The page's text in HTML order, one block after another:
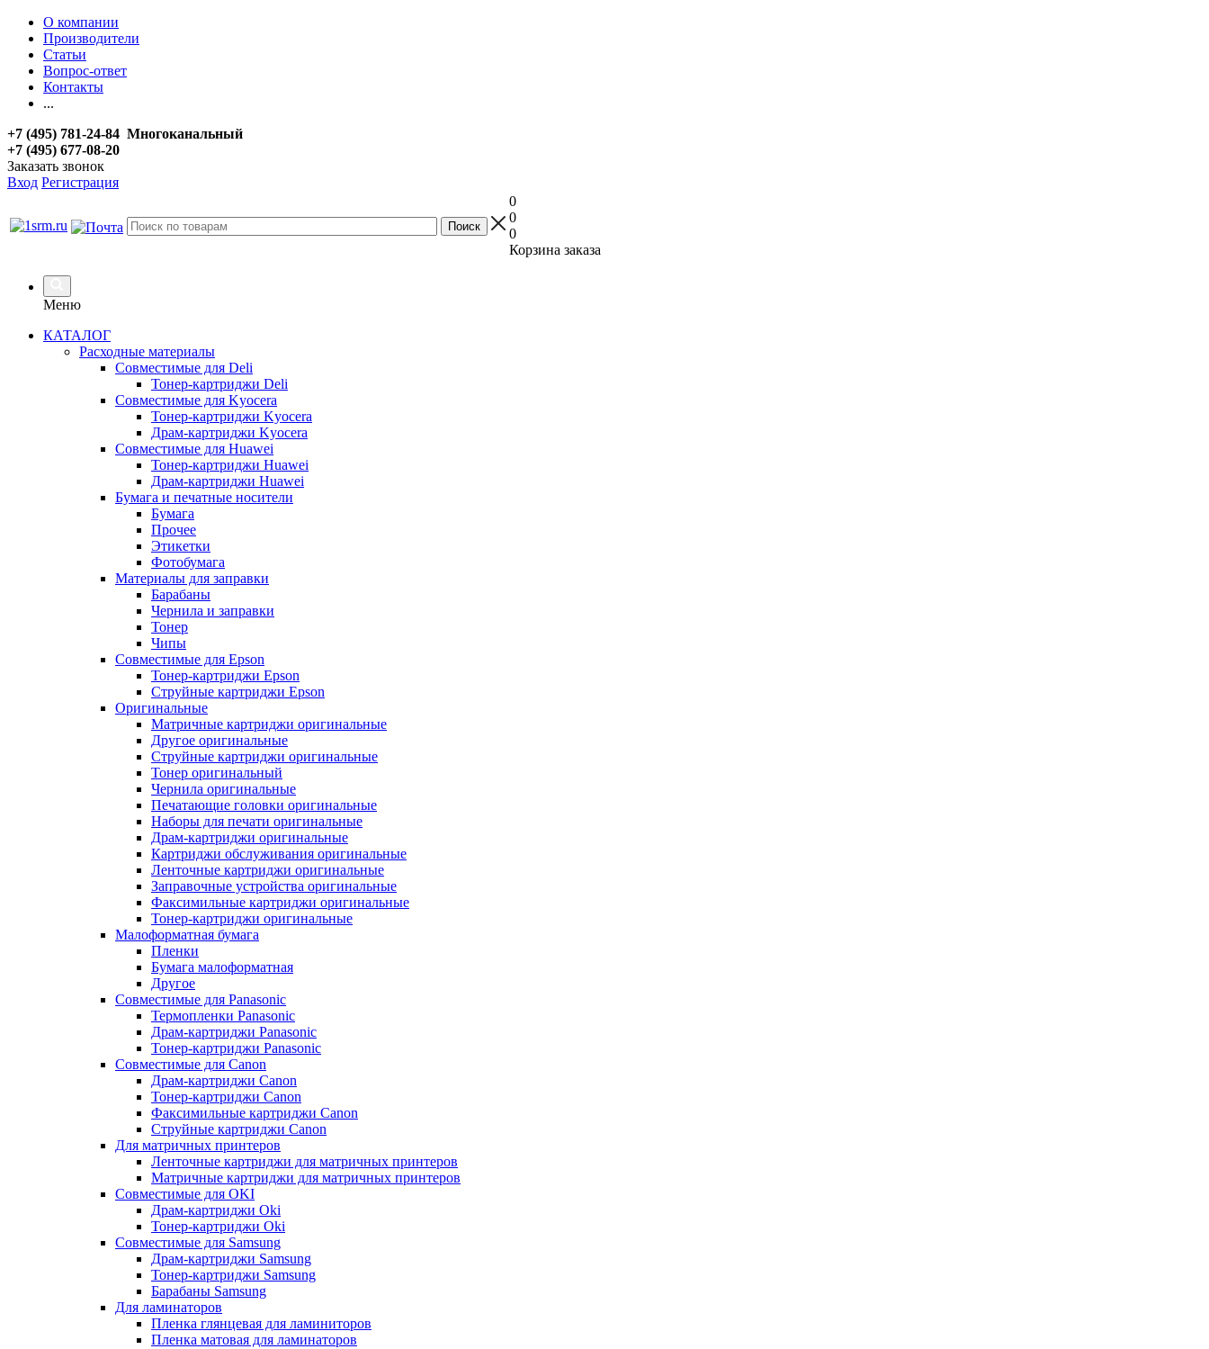
О компании
Производители
Статьи
Вопрос-ответ
Контакты
...
+7 (495) 781-24-84 Многоканальный
+7 (495) 677-08-20
Заказать звонок
Вход Регистрация
0
0
0
Корзина заказа
Меню
КАТАЛОГ
Расходные материалы
Совместимые для Deli
Тонер-картриджи Deli
Совместимые для Kyocera
Тонер-картриджи Kyocera
Драм-картриджи Kyocera
Совместимые для Huawei
Тонер-картриджи Huawei
Драм-картриджи Huawei
Бумага и печатные носители
Бумага
Прочее
Этикетки
Фотобумага
Материалы для заправки
Барабаны
Чернила и заправки
Тонер
Чипы
Совместимые для Epson
Тонер-картриджи Epson
Струйные картриджи Epson
Оригинальные
Матричные картриджи оригинальные
Другое оригинальные
Струйные картриджи оригинальные
Тонер оригинальный
Чернила оригинальные
Печатающие головки оригинальные
Наборы для печати оригинальные
Драм-картриджи оригинальные
Картриджи обслуживания оригинальные
Ленточные картриджи оригинальные
Заправочные устройства оригинальные
Факсимильные картриджи оригинальные
Тонер-картриджи оригинальные
Малоформатная бумага
Пленки
Бумага малоформатная
Другое
Совместимые для Panasonic
Термопленки Panasonic
Драм-картриджи Panasonic
Тонер-картриджи Panasonic
Совместимые для Canon
Драм-картриджи Canon
Тонер-картриджи Canon
Факсимильные картриджи Canon
Струйные картриджи Canon
Для матричных принтеров
Ленточные картриджи для матричных принтеров
Матричные картриджи для матричных принтеров
Совместимые для OKI
Драм-картриджи Oki
Тонер-картриджи Oki
Совместимые для Samsung
Драм-картриджи Samsung
Тонер-картриджи Samsung
Барабаны Samsung
Для ламинаторов
Пленка глянцевая для ламиниторов
Пленка матовая для ламинаторов